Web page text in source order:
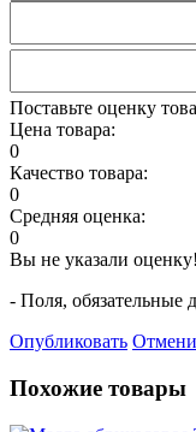
Поставьте оценку
Цена товара:
0
Качество товара:
0
Средняя оценка:
0
Вы не указали оценку!
- Поля, обязательные
Опубликовать
Похожие товары